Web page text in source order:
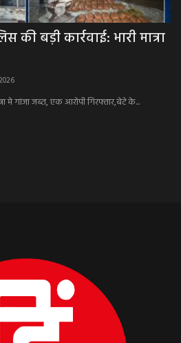
की बड़ी कार्रवाई: भारी मात्रा
मे गांजा जब्त, एक आरोपी गिरफ्तार,बेटे के...